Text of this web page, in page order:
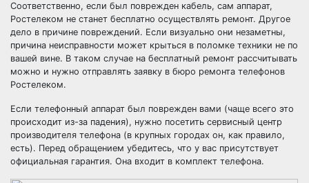
Соответственно, если был поврежден кабель, сам аппарат,
Ростелеком не станет бесплатно осуществлять ремонт. Другое
дело в причине повреждений. Если визуально они незаметны,
причина неисправности может крыться в поломке техники не по
вашей вине. В таком случае на бесплатный ремонт рассчитывать
можно и нужно отправлять заявку в бюро ремонта телефонов
Ростелеком.
Если телефонный аппарат был поврежден вами (чаще всего это
происходит из-за падения), нужно посетить сервисный центр
производителя телефона (в крупных городах он, как правило,
есть). Перед обращением убедитесь, что у вас присутствует
официальная гарантия. Она входит в комплект телефона.